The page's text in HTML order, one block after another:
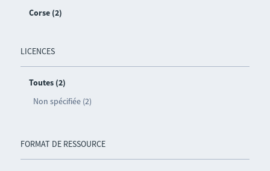
Corse (2)
LICENCES
Toutes (2)
Non spécifiée (2)
FORMAT DE RESSOURCE